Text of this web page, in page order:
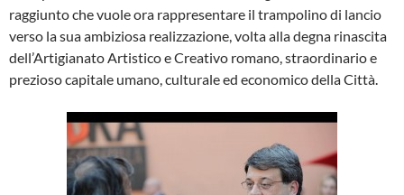
raggiunto che vuole ora rappresentare il trampolino di lancio
verso la sua ambiziosa realizzazione, volta alla degna rinascita
dell’Artigianato Artistico e Creativo romano, straordinario e
prezioso capitale umano, culturale ed economico della Città.